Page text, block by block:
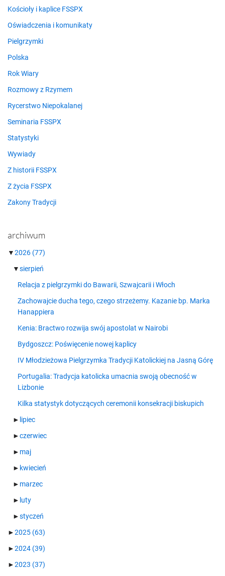
Kościoły i kaplice FSSPX
Oświadczenia i komunikaty
Pielgrzymki
Polska
Rok Wiary
Rozmowy z Rzymem
Rycerstwo Niepokalanej
Seminaria FSSPX
Statystyki
Wywiady
Z historii FSSPX
Z życia FSSPX
Zakony Tradycji
archiwum
▼2026 (77)
▼sierpień
Relacja z pielgrzymki do Bawarii, Szwajcarii i Włoch
Zachowajcie ducha tego, czego strzeżemy. Kazanie bp. Marka
Hanappiera
Kenia: Bractwo rozwija swój apostolat w Nairobi
Bydgoszcz: Poświęcenie nowej kaplicy
IV Młodzieżowa Pielgrzymka Tradycji Katolickiej na Jasną Górę
Portugalia: Tradycja katolicka umacnia swoją obecność w
Lizbonie
Kilka statystyk dotyczących ceremonii konsekracji biskupich
► lipiec
►czerwiec
► maj
► kwiecień
► marzec
► luty
►styczeń
►2025 (63)
►2024 (39)
►2023 (37)